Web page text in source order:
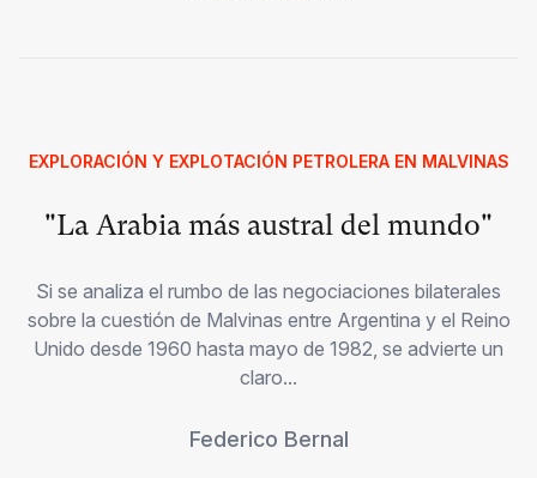
EXPLORACIÓN Y EXPLOTACIÓN PETROLERA EN MALVINAS
"La Arabia más austral del mundo"
Si se analiza el rumbo de las negociaciones bilaterales
sobre la cuestión de Malvinas entre Argentina y el Reino
Unido desde 1960 hasta mayo de 1982, se advierte un
claro...
Federico Bernal